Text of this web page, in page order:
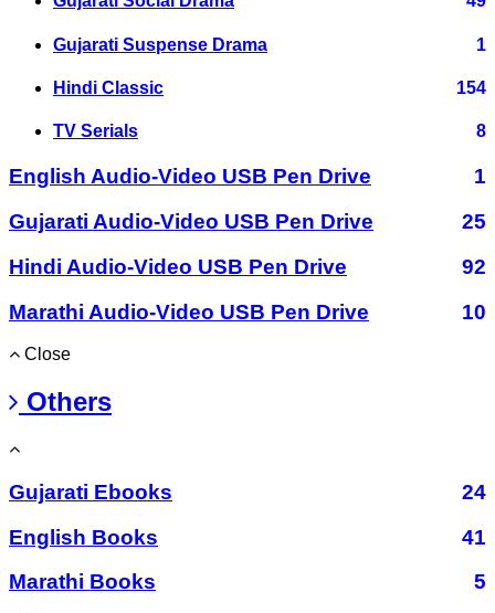
Gujarati Suspense Drama 1
Hindi Classic 154
TV Serials 8
English Audio-Video USB Pen Drive
1
Gujarati Audio-Video USB Pen Drive
25
Hindi Audio-Video USB Pen Drive
92
Marathi Audio-Video USB Pen Drive
10
Close
Others
Gujarati Ebooks
24
English Books
41
Marathi Books
5